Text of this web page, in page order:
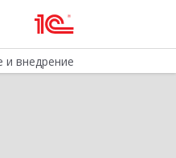
и внедрение